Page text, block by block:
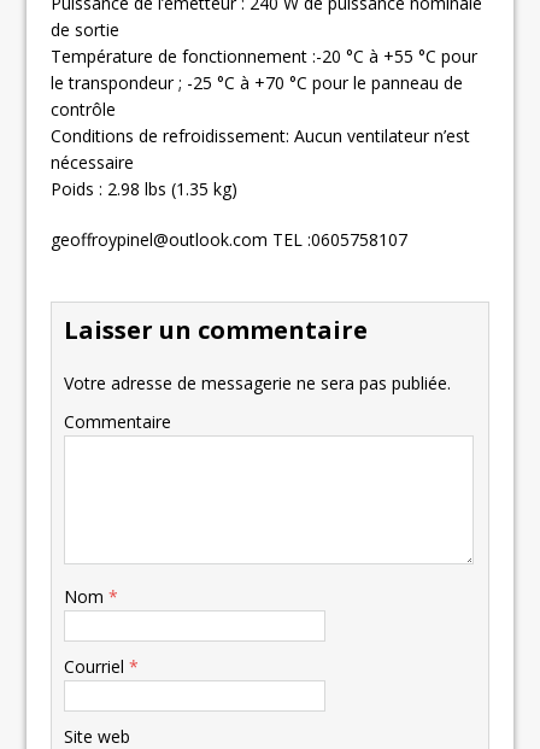
de sortie
Température de fonctionnement :-20 °C à +55 °C pour
le transpondeur ; -25 °C à +70 °C pour le panneau de
contrôle
Conditions de refroidissement: Aucun ventilateur n’est
nécessaire
Poids : 2.98 lbs (1.35 kg)
geoffroypinel@outlook.com TEL :0605758107
Laisser un commentaire
Votre adresse de messagerie ne sera pas publiée.
Commentaire
Nom*
Courriel*
Site web